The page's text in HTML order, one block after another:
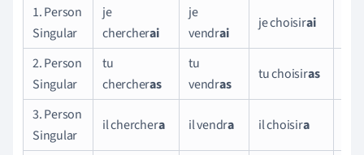
1. Person
Singular
je
chercherai
je
vendrai
je choisirai
2. Person
Singular
tu
chercheras
tu
vendras
tu choisiras
3. Person
Singular
il cherchera il vendra il choisira